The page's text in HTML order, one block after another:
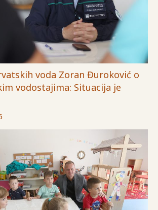
voda Zoran Đuroković o
vodostajima: Situacija je